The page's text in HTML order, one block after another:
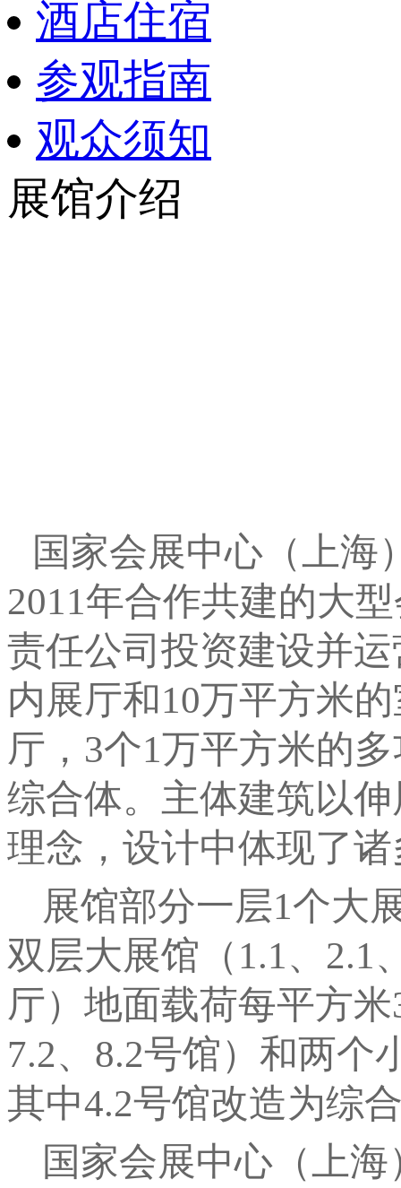
酒店住宿
参观指南
观众须知
展馆介绍
国家会展中心（上海
2011年合作共建的大
责任公司投资建设并
内展厅和10万平方米
厅，3个1万平方米的
综合体。主体建筑以
理念，设计中体现了
展馆部分一层1个大
双层大展馆（1.1、2.1
厅）地面载荷每平方
7.2、8.2号馆）和两个
其中4.2号馆改造为综
国家会展中心（上